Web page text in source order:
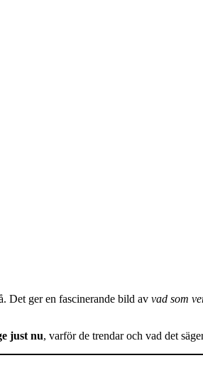
Det ger en fascinerande bild av vad som
just nu, varför de trendar och vad det